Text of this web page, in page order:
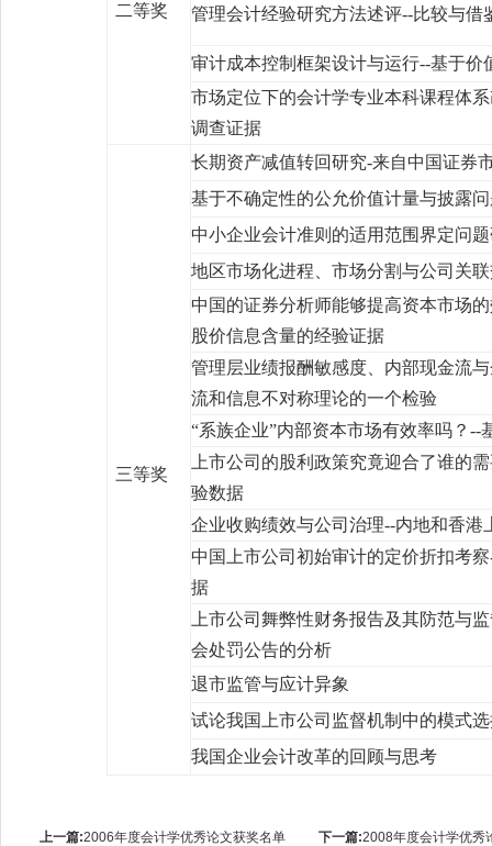
二等奖 管理会计经验研究方法述评--比较与借
审计成本控制框架设计与运行--基于价
市场定位下的会计学专业本科课程体
调查证据
三等奖
长期资产减值转回研究-来自中国证券
基于不确定性的公允价值计量与披露
中小企业会计准则的适用范围界定问
地区市场化进程、市场分割与公司关
中国的证券分析师能够提高资本市场
股价信息含量的经验证据
管理层业绩报酬敏感度、内部现金流
流和信息不对称理论的一个检验
“系族企业”内部资本市场有效率吗？ --
上市公司的股利政策究竟迎合了谁的
验数据
企业收购绩效与公司治理--内地和香港
中国上市公司初始审计的定价折扣考察
据
上市公司舞弊性财务报告及其防范与
会处罚公告的分析
退市监管与应计异象
试论我国上市公司监督机制中的模式
我国企业会计改革的回顾与思考
上一篇:2006年度会计学优秀论文获奖名单 下一篇:2008年度会计学优秀